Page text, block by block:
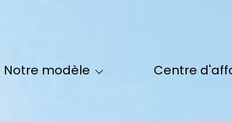
notre modèle
Nos Formules Maclès - IDF
centre
Notre